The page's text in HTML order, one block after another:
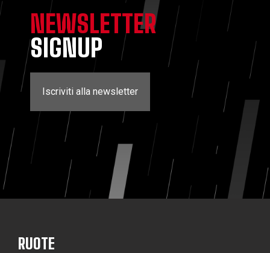
NEWSLETTER
SIGNUP
Iscriviti alla newsletter
RUOTE